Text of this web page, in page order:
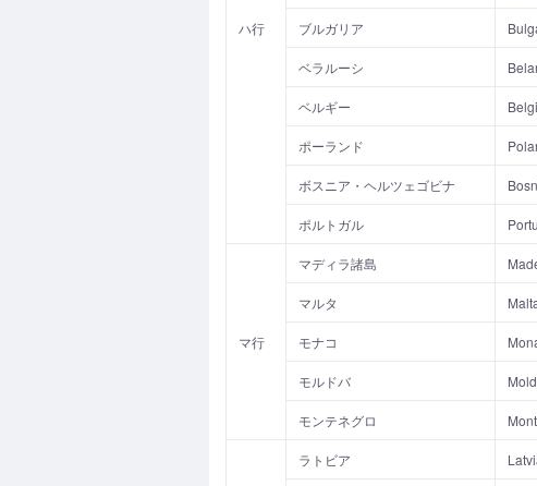
ハ行 ブルガリア
ベラルーシ
ベルギー
ポーランド
ボスニア・ヘルツェゴビナ
ポルトガル
マ行
マディラ諸島
マルタ
モナコ
モルドバ
モンテネグロ
ラトビア